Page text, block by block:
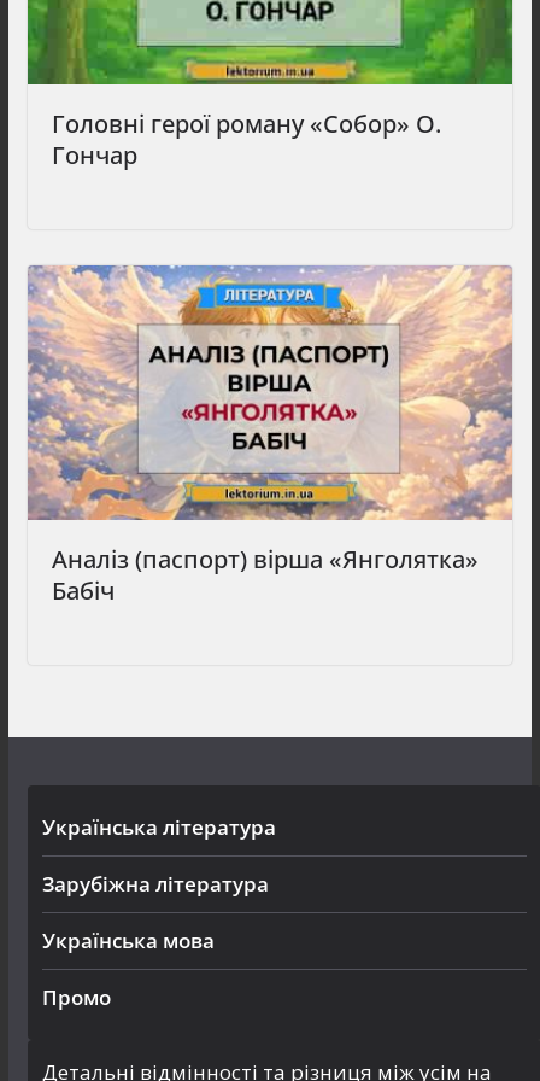
Головні герої роману «Собор» О.
Гончар
Аналіз (паспорт) вірша «Янголятка»
Бабіч
Українська література
Зарубіжна література
Українська мова
Промо
Детальні відмінності та різниця між усім на